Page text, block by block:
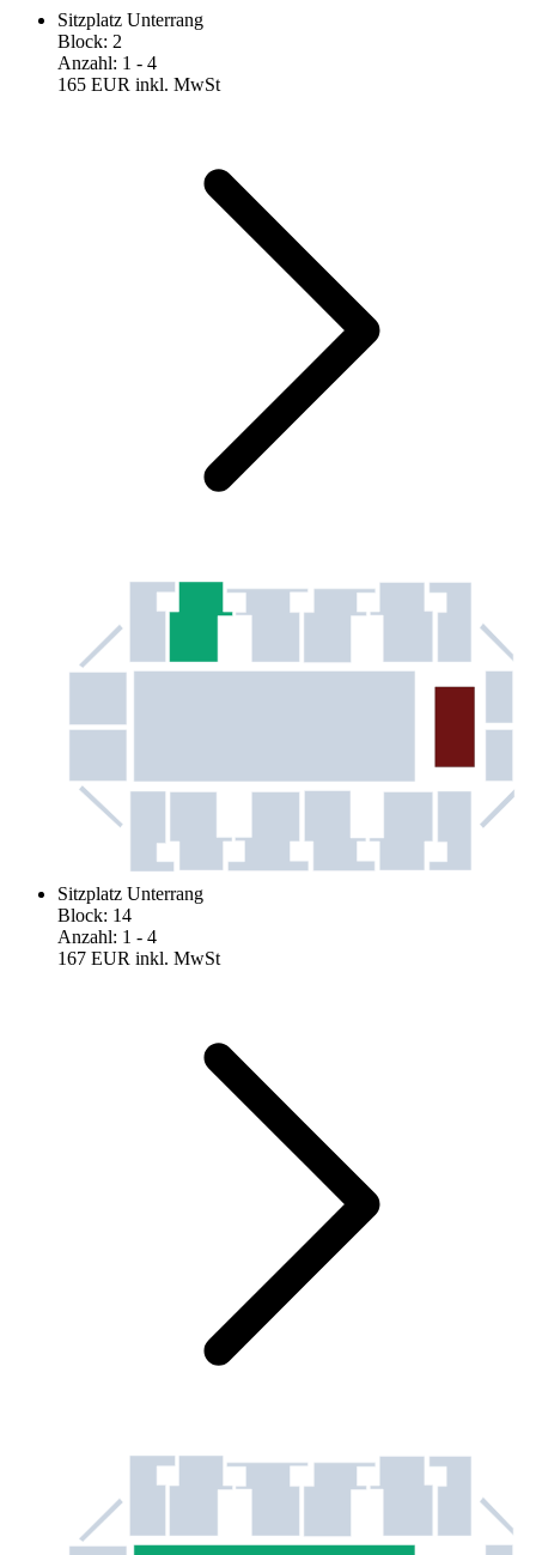
Sitzplatz Unterrang
Block: 2
Anzahl: 1 - 4
165 EUR inkl. MwSt
Sitzplatz Unterrang
Block: 14
Anzahl: 1 - 4
167 EUR inkl. MwSt